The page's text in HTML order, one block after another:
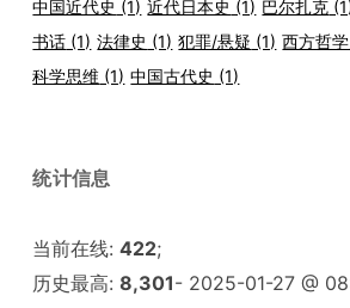
中国近代史 (1) 近代日本史 (1) 巴尔扎克
书话 (1) 法律史 (1) 犯罪/悬疑 (1) 西方哲
科学思维 (1) 中国古代史 (1)
统计信息
当前在线:422;
历史最高:8,301- 2025-01-27 @